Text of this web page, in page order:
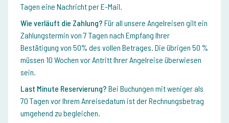
Tagen eine Nachricht per E-Mail.
Wie verläuft die Zahlung? Für all unsere Angelreisen gilt ein
Zahlungstermin von 7 Tagen nach Empfang Ihrer
Bestätigung von 50% des vollen Betrages. Die übrigen 50 %
müssen 10 Wochen vor Antritt Ihrer Angelreise überwiesen
sein.
Last Minute Reservierung? Bei Buchungen mit weniger als
70 Tagen vor Ihrem Anreisedatum ist der Rechnungsbetrag
umgehend zu begleichen.